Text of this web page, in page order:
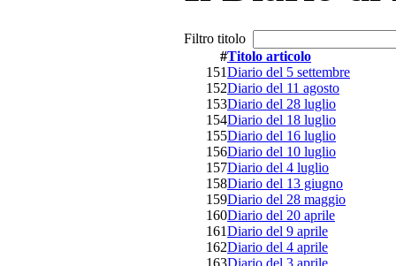
Filtro titolo
#Titolo articolo
151Diario del 5 settembre
152Diario del 11 agosto
153Diario del 28 luglio
154Diario del 18 luglio
155Diario del 16 luglio
156Diario del 10 luglio
157Diario del 4 luglio
158Diario del 13 giugno
159Diario del 28 maggio
160Diario del 20 aprile
161Diario del 9 aprile
162Diario del 4 aprile
163Diario del 3 aprile